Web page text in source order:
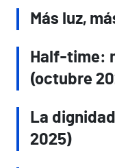
Más luz,
Half-time:
(octubre
La
2025)